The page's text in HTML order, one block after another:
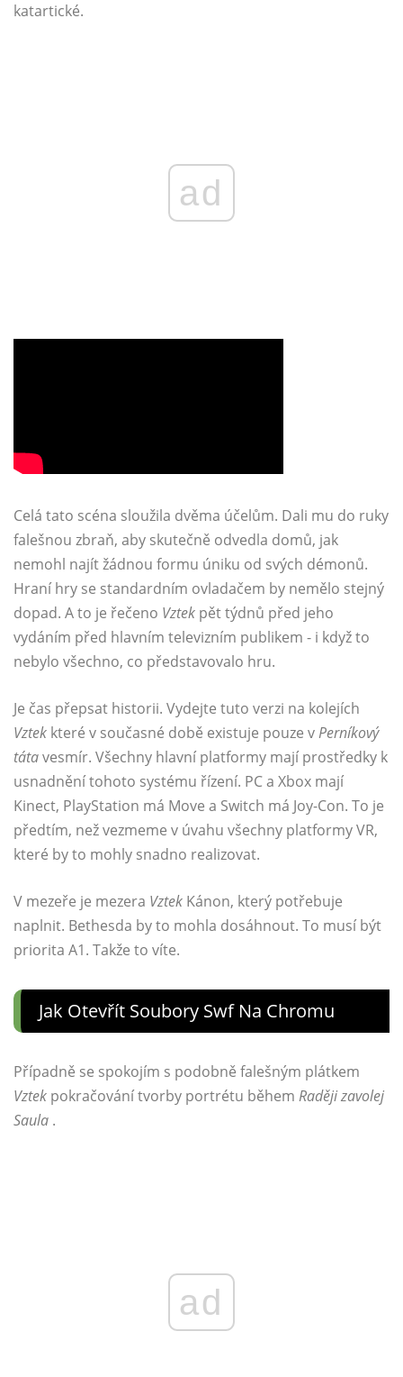
katartické.
ad
Celá tato scéna sloužila dvěma účelům. Dali mu do ruky
falešnou zbraň, aby skutečně odvedla domů, jak
nemohl najít žádnou formu úniku od svých démonů.
Hraní hry se standardním ovladačem by nemělo stejný
dopad. A to je řečeno Vztek pět týdnů před jeho
vydáním před hlavním televizním publikem - i když to
nebylo všechno, co představovalo hru.
Je čas přepsat historii. Vydejte tuto verzi na kolejích
Vztek které v současné době existuje pouze vPerníkový
tátavesmír. Všechny hlavní platformy mají prostředky k
usnadnění tohoto systému řízení. PC a Xbox mají
Kinect, PlayStation má Move a Switch má Joy-Con. To je
předtím, než vezmeme v úvahu všechny platformy VR,
které by to mohly snadno realizovat.
V mezeře je mezera Vztek Kánon, který potřebuje
naplnit. Bethesda by to mohla dosáhnout. To musí být
priorita A1. Takže to víte.
Jak Otevřít Soubory Swf Na Chromu
Případně se spokojím s podobně falešným plátkem
Vztek pokračování tvorby portrétu během Raději zavolej
Saula .
ad